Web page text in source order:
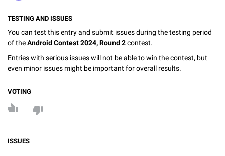
TESTING AND ISSUES
You can test this entry and submit issues during the testing period
of theAndroid Contest 2024, Round 2contest.
Entries with serious issues will not be able to win the contest, but
even minor issues might be important for overall results.
VOTING
ISSUES